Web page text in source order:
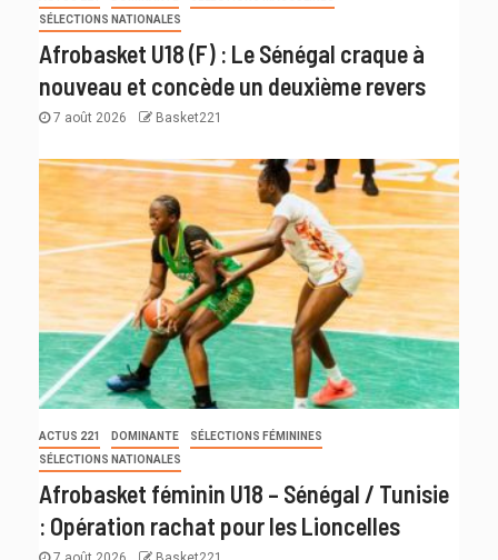
SÉLECTIONS NATIONALES
Afrobasket U18 (F) : Le Sénégal craque à
nouveau et concède un deuxième revers
7 août 2026 Basket221
ACTUS 221 DOMINANTE
SÉLECTIONS FÉMININES
SÉLECTIONS NATIONALES
Afrobasket féminin U18 – Sénégal / Tunisie
: Opération rachat pour les Lioncelles